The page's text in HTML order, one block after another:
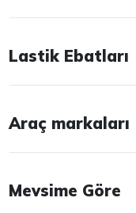
Lastik Ebatları
Araç markaları
Mevsime Göre